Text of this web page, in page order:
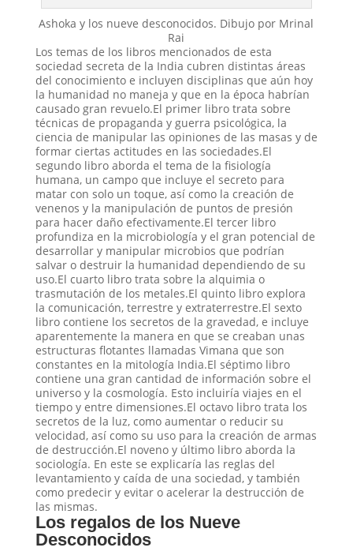
Ashoka y los nueve desconocidos. Dibujo por Mrinal
Rai
Los temas de los libros mencionados de esta
sociedad secreta de la India cubren distintas áreas
del conocimiento e incluyen disciplinas que aún hoy
la humanidad no maneja y que en la época habrían
causado gran revuelo.El primer libro trata sobre
técnicas de propaganda y guerra psicológica, la
ciencia de manipular las opiniones de las masas y de
formar ciertas actitudes en las sociedades.El
segundo libro aborda el tema de la fisiología
humana, un campo que incluye el secreto para
matar con solo un toque, así como la creación de
venenos y la manipulación de puntos de presión
para hacer daño efectivamente.El tercer libro
profundiza en la microbiología y el gran potencial de
desarrollar y manipular microbios que podrían
salvar o destruir la humanidad dependiendo de su
uso.El cuarto libro trata sobre la alquimia o
trasmutación de los metales.El quinto libro explora
la comunicación, terrestre y extraterrestre.El sexto
libro contiene los secretos de la gravedad, e incluye
aparentemente la manera en que se creaban unas
estructuras flotantes llamadas Vimana que son
constantes en la mitología India.El séptimo libro
contiene una gran cantidad de información sobre el
universo y la cosmología. Esto incluiría viajes en el
tiempo y entre dimensiones.El octavo libro trata los
secretos de la luz, como aumentar o reducir su
velocidad, así como su uso para la creación de armas
de destrucción.El noveno y último libro aborda la
sociología. En este se explicaría las reglas del
levantamiento y caída de una sociedad, y también
como predecir y evitar o acelerar la destrucción de
las mismas.
Los regalos de los Nueve
Desconocidos